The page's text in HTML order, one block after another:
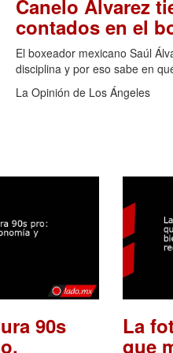
Canelo Álvarez
contados en el
El boxeador mexicano Saúl
disciplina y por eso sabe en
La Opinión de Los Ángeles
90s La
que